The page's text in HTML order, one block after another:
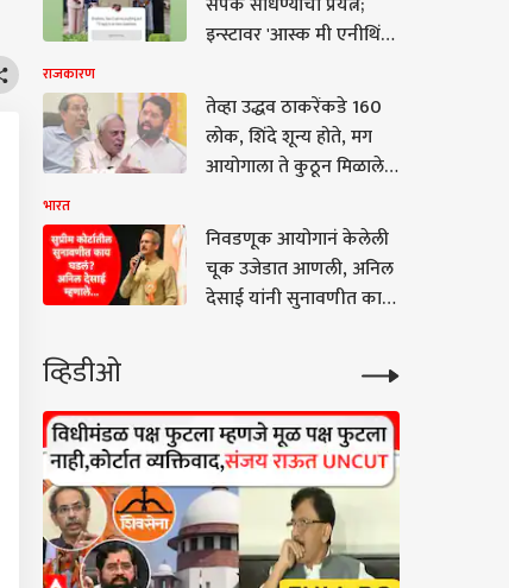
केजरीवालांचा गंभीर आरोप
इन्स्टावर 'आस्क मी एनीथिंग'
मला काहीही विचारू शकता
राजकारण
तेव्हा उद्धव ठाकरेंकडे 160
लोक, शिंदे शून्य होते, मग
आयोगाला ते कुठून मिळाले?
कोणत्या कायद्यानुसार केलं?
कपिल सिब्बलांचे निवडणूको
आयोगाच्या कारभाराची
चिरफाड करणारे 7 तगडे मुद्दे
भारत
निवडणूक आयोगानं केलेली
चूक उजेडात आणली, अनिल
देसाई यांनी सुनावणीत काय
व्हिडीओ